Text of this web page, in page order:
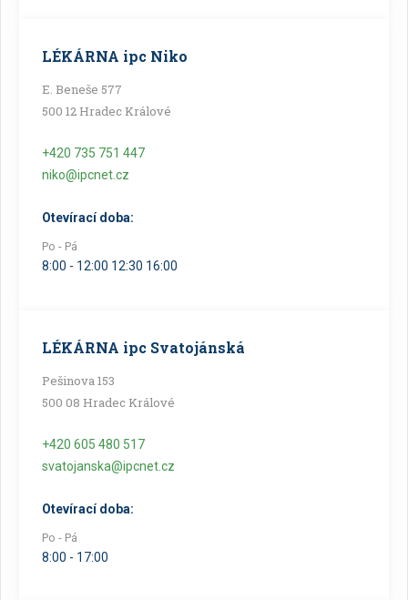
LÉKÁRNA ipc Niko
E. Beneše 577
500 12 Hradec Králové
+420 735 751 447
niko@ipcnet.cz
Otevírací doba:
Po - Pá
8:00 - 12:00 12:30 16:00
LÉKÁRNA ipc Svatojánská
Pešinova 153
500 08 Hradec Králové
+420 605 480 517
svatojanska@ipcnet.cz
Otevírací doba:
Po - Pá
8:00 - 17:00